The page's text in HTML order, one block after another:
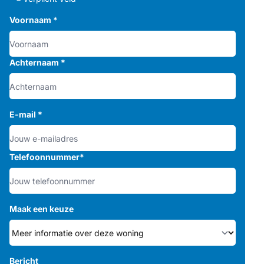
Voornaam *
Achternaam *
E-mail *
Telefoonnummer*
Maak een keuze
Bericht